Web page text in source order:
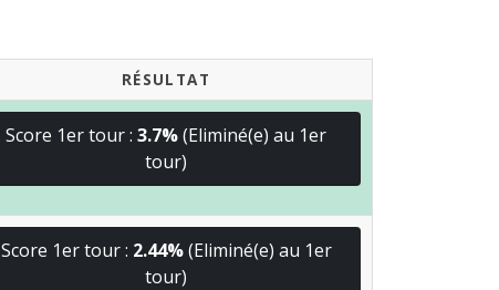
RÉSULTAT
Score 1er tour : 3.7%(Eliminé(e) au 1er
tour)
Score 1er tour : 2.44%(Eliminé(e) au 1er
tour)